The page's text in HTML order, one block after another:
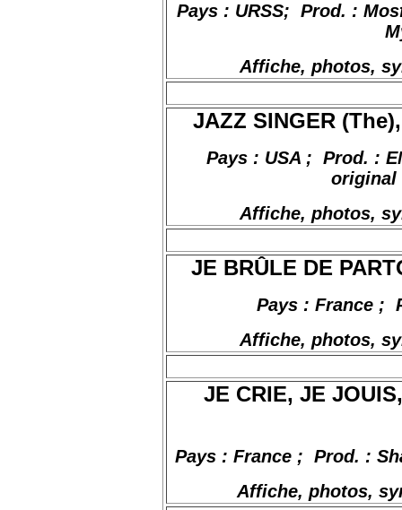
Pays : URSS; Prod. :
Affiche, photos,
JAZZ SINGER
Pays : USA ; Prod. :
original
Affiche, photos,
JE BRÛLE DE
Pays : France ;
Affiche, photos,
JE CRIE, JE
Pays : France ; Prod. :
Affiche, photos,